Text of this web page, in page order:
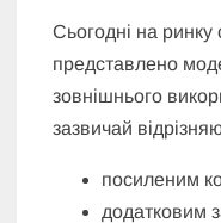
Сьогодні на
представлено
зовнішнього
зазвичай
посиленим
додатковим